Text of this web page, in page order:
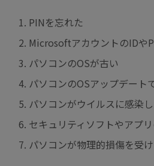
PINを忘れた
MicrosoftアカウントのIDや
パソコンのOSが古い
パソコンのOSアップデート
パソコンがウイルスに感染
セキュリティソフトやアプ
パソコンが物理的損傷を受